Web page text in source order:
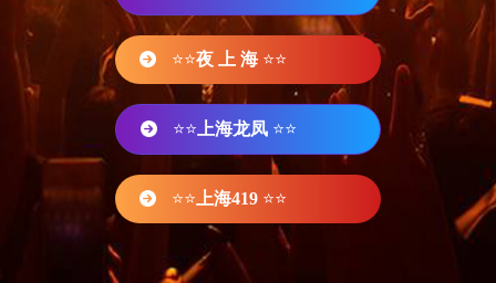
⭐⭐夜 上 海 ⭐⭐
⭐⭐ 上海龙凤 ⭐⭐
⭐⭐ 上海419 ⭐⭐